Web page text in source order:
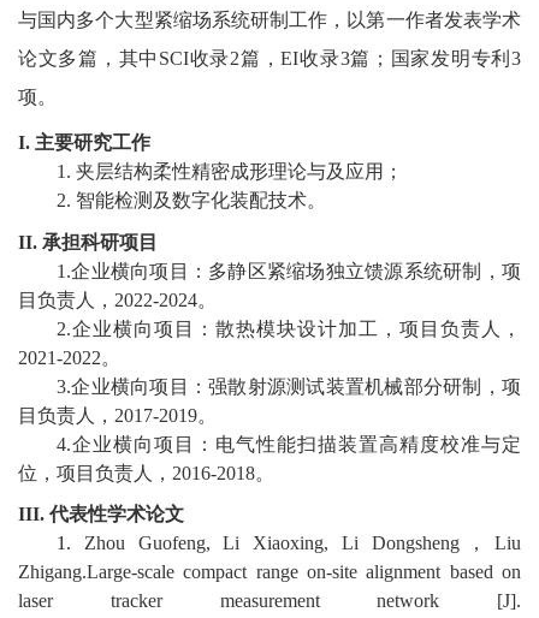
学
科
活
合
作
交
与国内多个大型紧缩场系统研制工作， 以第一作者发表学术
论文多篇，其中 SCI收录2篇，EI收录3篇；国家发明专利3
项。
I. 主要研究工作
1. 夹层结构柔性精密成形理论与及应用 ；
2. 智能检测及数字化装配技术。
II. 承担科研项目
1.企业横向项目： 多静区紧缩场独立馈源系统研制
，项
目负责人
， 2022-2024。
2.企业横向项目： 散热模块设计加工 ，项目负责人
，
2021-2022。
3.企业横向项目：强散射源测试装置机械部分研制
，项
目负责人
， 2017-2019。
4.企业横向项目： 电气性能扫描装置高精度校准与定
位 ，项目负责人 ， 2016-2018。
III. 代表性学术论文
1. Zhou Guofeng, Li Xiaoxing, Li Dongsheng， Liu
Zhigang.Large-scale compact range on-site alignment based on
laser tracker measurement network [J].